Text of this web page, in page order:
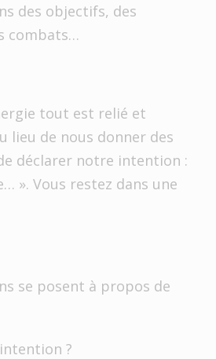
des objectifs, des
combats…
tout est relié et
lieu de nous donner des
déclarer notre intention :
». Vous restez dans une
se posent à propos de
?